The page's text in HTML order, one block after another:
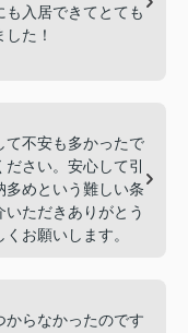
入居できてとても
た！
て不安も多かったで
さい。安心して引
多めという難しい条
ただきありがとう
お願いします。
からなかったのです